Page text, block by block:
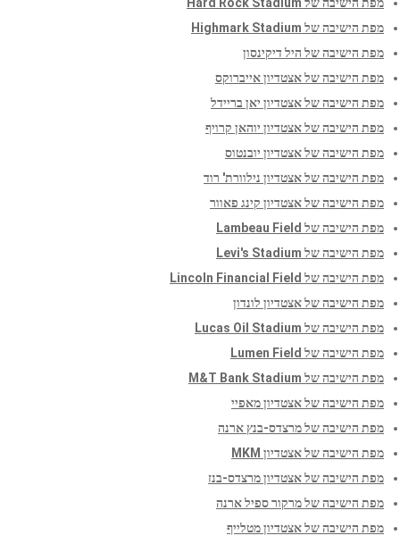
מפת הישיבה של Highmark Stadium
מפת הישיבה של היל דיקינסון
מפת הישיבה של אצטדיון אייברוקס
מפת הישיבה של אצטדיון יאן בריידל
מפת הישיבה של אצטדיון יוהאן קרויף
מפת הישיבה של אצטדיון יובנטוס
מפת הישיבה של אצטדיון נילוורת' רוד
מפת הישיבה של אצטדיון קינג פאוור
מפת הישיבה של Lambeau Field
מפת הישיבה של Levi's Stadium
מפת הישיבה של Lincoln Financial Field
מפת הישיבה של אצטדיון לונדון
מפת הישיבה של Lucas Oil Stadium
מפת הישיבה של Lumen Field
מפת הישיבה של M&T Bank Stadium
מפת הישיבה של אצטדיון מאפיי
מפת הישיבה של מרצדס-בנץ ארנה
מפת הישיבה של אצטדיון MKM
מפת הישיבה של אצטדיון מרצדס-בנז
מפת הישיבה של מרקור ספיל ארנה
מפת הישיבה של אצטדיון מטלייף